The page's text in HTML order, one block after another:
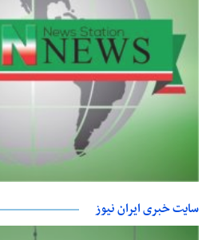
سایت خبری ایران نیوز